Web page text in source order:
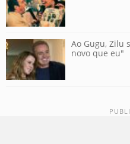
Ao Gugu, Zilu
novo que eu"